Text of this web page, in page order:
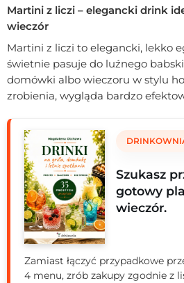
Martini z liczi – elegancki drink
wieczór
Martini z liczi to elegancki, lekko
świetnie pasuje do luźnego
domówki albo wieczoru w stylu
zrobienia, wygląda bardzo
schłodzonym alkoholem.
Szukasz
gotowy
wieczór.
Zamiast łączyć przypadkowe
4 menu, zrób zakupy zgodnie z